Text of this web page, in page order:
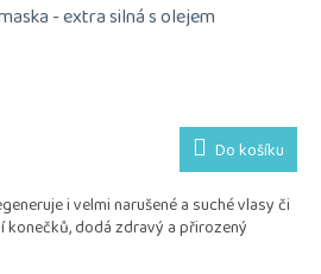
- extra silná s olejem
Do košíku
i velmi narušené a suché vlasy či
konečků, dodá zdravý a přirozený